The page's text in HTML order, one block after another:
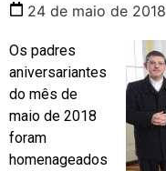
24 de maio de 2018
Os padres
aniversariantes
do mês de
maio de 2018
foram
homenageados